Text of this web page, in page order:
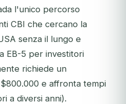
l'unico percorso
CBI che cercano la
senza il lungo e
EB-5 per investitori
richiede un
e affronta tempi
a diversi anni).